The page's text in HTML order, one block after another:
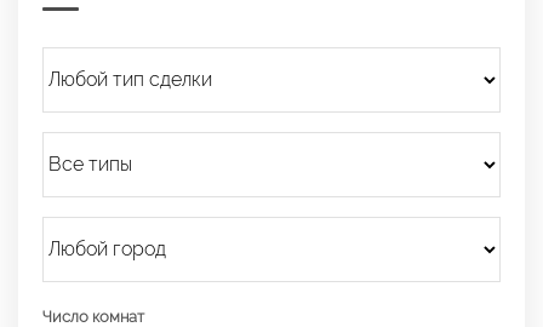
Число комнат